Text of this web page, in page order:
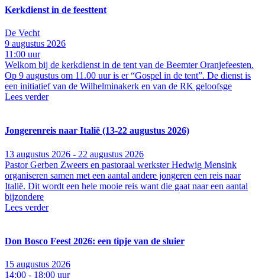
Kerkdienst in de feesttent
De Vecht
9 augustus 2026
11:00 uur
Welkom bij de kerkdienst in de tent van de Beemter Oranjefeesten.
Op 9 augustus om 11.00 uur is er “Gospel in de tent”. De dienst is
een initiatief van de Wilhelminakerk en van de RK geloofsge
Lees verder
Jongerenreis naar Italië (13-22 augustus 2026)
13 augustus 2026 - 22 augustus 2026
Pastor Gerben Zweers en pastoraal werkster Hedwig Mensink
organiseren samen met een aantal andere jongeren een reis naar
Italië. Dit wordt een hele mooie reis want die gaat naar een aantal
bijzondere
Lees verder
Don Bosco Feest 2026: een tipje van de sluier
15 augustus 2026
14:00 - 18:00 uur